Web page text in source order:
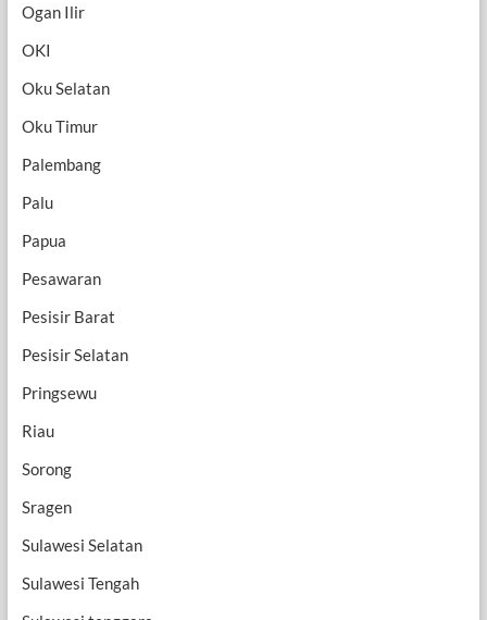
Ogan Ilir
OKI
Oku Selatan
Oku Timur
Palembang
Palu
Papua
Pesawaran
Pesisir Barat
Pesisir Selatan
Pringsewu
Riau
Sorong
Sragen
Sulawesi Selatan
Sulawesi Tengah